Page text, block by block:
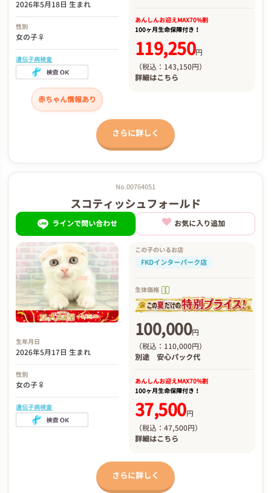
2026年5月18日 生まれ
性別
女の子♀
遺伝子病検査
赤ちゃん情報あり
あんしんお迎えMAX70%割
100ヶ月生命保障付き！
119,250円
（税込：143,150円）
詳細はこちら
さらに詳しく
No.00764051
スコティッシュフォールド
ラインで問い合わせ お気に入り追加
生年月日
2026年5月17日 生まれ
性別
女の子♀
遺伝子病検査
この子のいるお店
FKDインターパーク店
生体価格
100,000円
（税込：110,000円）
別途 安心パック代
あんしんお迎えMAX70%割
100ヶ月生命保障付き！
37,500円
（税込：47,500円）
詳細はこちら
さらに詳しく